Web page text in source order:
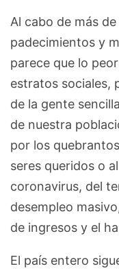
Al cabo de más
padecimientos y
parece que lo
estratos sociales,
de la gente
de nuestra
por los
seres queridos o
coronavirus, del
desempleo
de ingresos y el
El país entero